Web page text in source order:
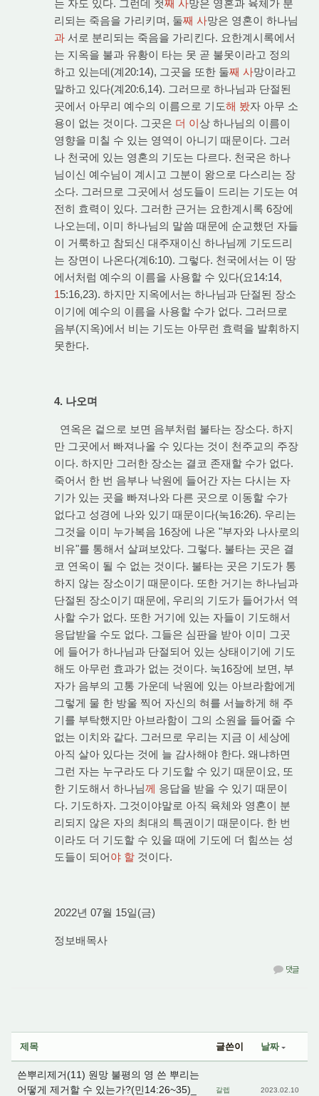
는 자도 있다. 그런데 첫째 사망은 영혼과 육체가 분
리되는 죽음을 가리키며, 둘째 사망은 영혼이 하나님
과 서로 분리되는 죽음을 가리킨다. 요한계시록에서
는 지옥을 불과 유황이 타는 못 곧 불못이라고 정의
하고 있는데(계20:14), 그곳을 또한 둘째 사망이라고
말하고 있다(계20:6,14). 그러므로 하나님과 단절된
곳에서 아무리 예수의 이름으로 기도해 봤자 아무 소
용이 없는 것이다. 그곳은 더 이상 하나님의 이름이
영향을 미칠 수 있는 영역이 아니기 때문이다. 그러
나 천국에 있는 영혼의 기도는 다르다. 천국은 하나
님이신 예수님이 계시고 그분이 왕으로 다스리는 장
소다. 그러므로 그곳에서 성도들이 드리는 기도는 여
전히 효력이 있다. 그러한 근거는 요한계시록 6장에
나오는데, 이미 하나님의 말씀 때문에 순교했던 자들
이 거룩하고 참되신 대주재이신 하나님께 기도드리
는 장면이 나온다(계6:10). 그렇다. 천국에서는 이 땅
에서처럼 예수의 이름을 사용할 수 있다(요14:14,
15:16,23). 하지만 지옥에서는 하나님과 단절된 장소
이기에 예수의 이름을 사용할 수가 없다. 그러므로
음부(지옥)에서 비는 기도는 아무런 효력을 발휘하지
못한다.
4. 나오며
연옥은 겉으로 보면 음부처럼 불타는 장소다. 하지
만 그곳에서 빠져나올 수 있다는 것이 천주교의 주장
이다. 하지만 그러한 장소는 결코 존재할 수가 없다.
죽어서 한 번 음부나 낙원에 들어간 자는 다시는 자
기가 있는 곳을 빠져나와 다른 곳으로 이동할 수가
없다고 성경에 나와 있기 때문이다(눅16:26). 우리는
그것을 이미 누가복음 16장에 나온 "부자와 나사로의
비유"를 통해서 살펴보았다. 그렇다. 불타는 곳은 결
코 연옥이 될 수 없는 것이다. 불타는 곳은 기도가 통
하지 않는 장소이기 때문이다. 또한 거기는 하나님과
단절된 장소이기 때문에, 우리의 기도가 들어가서 역
사할 수가 없다. 또한 거기에 있는 자들이 기도해서
응답받을 수도 없다. 그들은 심판을 받아 이미 그곳
에 들어가 하나님과 단절되어 있는 상태이기에 기도
해도 아무런 효과가 없는 것이다. 눅16장에 보면, 부
자가 음부의 고통 가운데 낙원에 있는 아브라함에게
그렇게 물 한 방울 찍어 자신의 혀를 서늘하게 해 주
기를 부탁했지만 아브라함이 그의 소원을 들어줄 수
없는 이치와 같다. 그러므로 우리는 지금 이 세상에
아직 살아 있다는 것에 늘 감사해야 한다. 왜냐하면
그런 자는 누구라도 다 기도할 수 있기 때문이요, 또
한 기도해서 하나님께 응답을 받을 수 있기 때문이
다. 기도하자. 그것이야말로 아직 육체와 영혼이 분
리되지 않은 자의 최대의 특권이기 때문이다. 한 번
이라도 더 기도할 수 있을 때에 기도에 더 힘쓰는 성
도들이 되어야 할 것이다.
2022년 07월 15일(금)
정보배목사
댓글
제목 글쓴이 날짜
쓴뿌리제거(11) 원망 불평의 영 쓴 뿌리는
어떻게 제거할 수 있는가?(민14:26~35)_
갈렙 2023.02.10